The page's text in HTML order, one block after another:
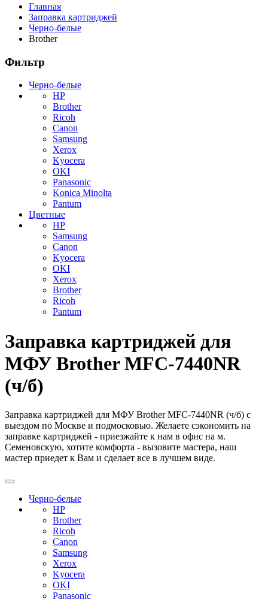
Главная
Заправка картриджей
Черно-белые
Brother
Фильтр
Черно-белые
HP
Brother
Ricoh
Canon
Samsung
Xerox
Kyocera
OKI
Panasonic
Konica Minolta
Pantum
Цветные
HP
Samsung
Canon
Kyocera
OKI
Xerox
Brother
Ricoh
Pantum
Заправка картриджей для
МФУ Brother MFC-7440NR
(ч/б)
Заправка картриджей для МФУ Brother MFC-7440NR (ч/б) с
выездом по Москве и подмосковью. Желаете сэкономить на
заправке картриджей - приезжайте к нам в офис на м.
Семеновскую, хотите комфорта - вызовите мастера, наш
мастер приедет к Вам и сделает все в лучшем виде.
Черно-белые
HP
Brother
Ricoh
Canon
Samsung
Xerox
Kyocera
OKI
Panasonic